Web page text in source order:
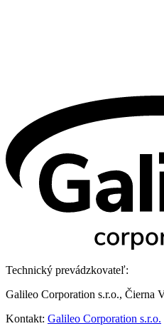
Technický prevádzkovateľ:
Galileo Corporation s.r.o., Čierna
Kontakt: Galileo Corporation s.r.o.